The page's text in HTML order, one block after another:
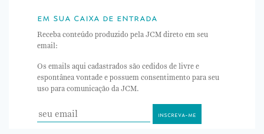
em sua caixa de entrada
Receba conteúdo produzido pela JCM direto em seu
email:
Os emails aqui cadastrados são cedidos de livre e
espontânea vontade e possuem consentimento para seu
uso para comunicação da JCM.